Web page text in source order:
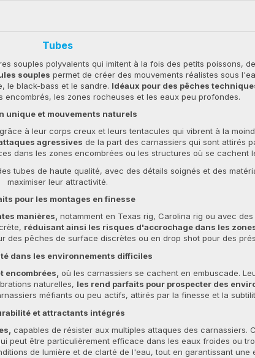
Tubes
souples polyvalents qui imitent à la fois des petits poissons,
souples permet de créer des mouvements réalistes sous
le black-bass et le sandre. Idéaux pour des pêches
encombrés, les zones rocheuses et les eaux peu profondes.
unique et mouvements naturels
grâce à leur corps creux et leurs tentacules qui vibrent à la
agressives de la part des carnassiers qui sont attirés
dans les zones encombrées ou les structures où se cachent
tubes de haute qualité, avec des détails soignés et des
maximiser leur attractivité.
pour les montages en finesse
manières, notamment en Texas rig, Carolina rig ou avec
réduisant ainsi les risques d'accrochage dans les
des pêches de surface discrètes ou en drop shot pour des
dans les environnements difficiles
encombrées, où les carnassiers se cachent en embuscade.
naturelles, les rend parfaits pour prospecter des
méfiants ou peu actifs, attirés par la finesse et la
et attractants intégrés
capables de résister aux multiples attaques des carnassiers.
peut être particulièrement efficace dans les eaux froides ou
de lumière et de clarté de l'eau, tout en garantissant une